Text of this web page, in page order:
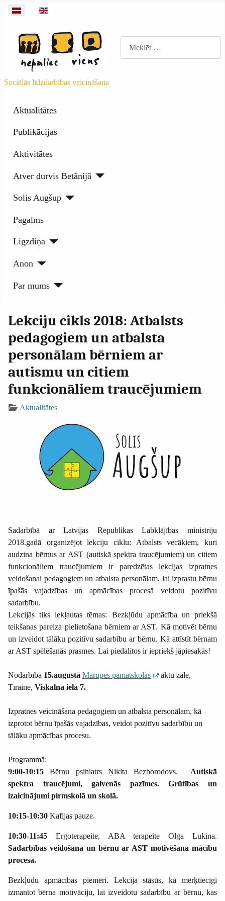
Izvēlieties valodu
Sociālās līdzdarbības veicināšana
Aktualitātes
Publikācijas
Aktivitātes
Atver durvis Betānijā
Solis Augšup
Pagalms
Ligzdiņa
Anon
Par mums
Lekciju cikls 2018: Atbalsts
pedagogiem un atbalsta
personālam bērniem ar
autismu un citiem
funkcionāliem traucējumiem
Aktualitātes
Sadarbībā ar Latvijas Republikas Labklājības ministriju
2018.gadā organizējot lekciju ciklu: Atbalsts vecākiem, kuri
audzina bērnus ar AST (autiskā spektra traucējumiem) un citiem
funkcionāliem traucējumiem ir paredzētas lekcijas izpratnes
veidošanai pedagogiem un atbalsta personālam, lai izprastu bērnu
īpašās vajadzības un apmācības procesā veidotu pozitīvu
sadarbību.
Lekcijās tiks iekļautas tēmas: Bezkļūdu apmācība un priekšā
teikšanas pareiza pielietošana bērniem ar AST. Kā motivēt bērnu
un izveidot tālāku pozitīvu sadarbību ar bērnu. Kā attīstīt bērnam
ar AST spēlēšanās prasmes. Lai piedalītos ir iepriekš jāpiesakās!
Nodarbība 15.augustā Mārupes pamatskolas
aktu zāle,
Tīrainē, Viskalna ielā 7.
Izpratnes veicināšana pedagogiem un atbalsta personālam, kā
izprotot bērnu īpašās vajadzības, veidot pozitīvu sadarbību un
tālāku apmācības procesu.
Programmā:
9:00-10:15 Bērnu psihiatrs Ņikita Bezborodovs.
Autiskā
spektra traucējumi, galvenās pazīmes. Grūtības un
izaicinājumi pirmskolā un skolā.
10:15-10:30 Kafijas pauze.
10:30-11:45 Ergoterapeite, ABA terapeite Olga Lukina.
Sadarbības veidošana un bērnu ar AST motivēšana mācību
procesā.
Bezkļūdu apmācības piemēri. Lekcijā stāstīs, kā mērķtiecīgi
izmantot bērna motivāciju, lai izveidotu sadarbību ar bērnu, kas